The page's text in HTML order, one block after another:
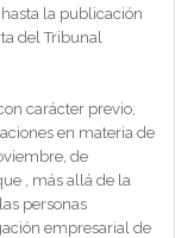
la publicación
del Tribunal
carácter previo,
en materia de
de
, más allá de la
personas
empresarial de